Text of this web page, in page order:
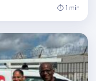
⏱ 1 min